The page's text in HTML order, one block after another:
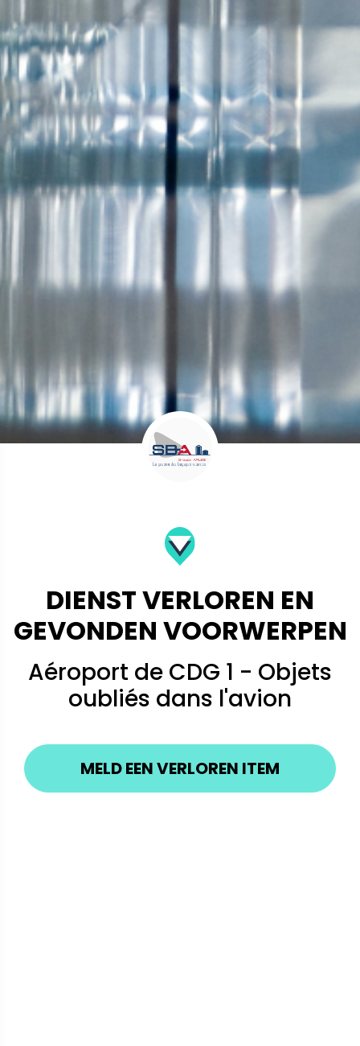
DIENST VERLOREN EN
GEVONDEN VOORWERPEN
Aéroport de CDG 1 - Objets
oubliés dans l'avion
MELD EEN VERLOREN ITEM